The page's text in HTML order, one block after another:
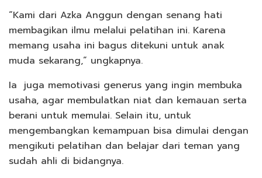
“Kami dari Azka Anggun dengan senang hati
membagikan ilmu melalui pelatihan ini. Karena
memang usaha ini bagus ditekuni untuk anak
muda sekarang,” ungkapnya.
Ia juga memotivasi generus yang ingin membuka
usaha, agar membulatkan niat dan kemauan serta
berani untuk memulai. Selain itu, untuk
mengembangkan kemampuan bisa dimulai dengan
mengikuti pelatihan dan belajar dari teman yang
sudah ahli di bidangnya.